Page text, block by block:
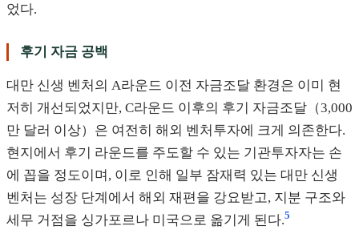
었다.
후기 자금 공백
대만 신생 벤처의 A라운드 이전 자금조달 환경은 이미 현
저히 개선되었지만, C라운드 이후의 후기 자금조달（3,000
만 달러 이상）은 여전히 해외 벤처투자에 크게 의존한다.
현지에서 후기 라운드를 주도할 수 있는 기관투자자는 손
에 꼽을 정도이며, 이로 인해 일부 잠재력 있는 대만 신생
벤처는 성장 단계에서 해외 재편을 강요받고, 지분 구조와
세무 거점을 싱가포르나 미국으로 옮기게 된다.5